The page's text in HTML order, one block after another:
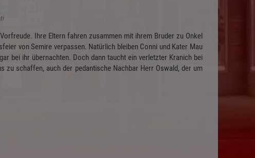
Ihre Eltern fahren zusammen mit ihrem Bruder zu Onkel
von Semire verpassen. Natürlich bleiben Conni und Kater Mau
bei ihr übernachten. Doch dann taucht ein verletzter Kranich bei
zu schaffen, auch der pedantische Nachbar Herr Oswald, der um